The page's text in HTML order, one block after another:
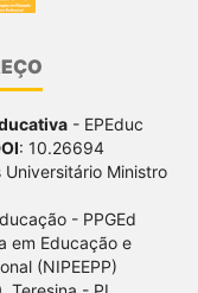
- EPEduc
: 10.26694
Universitário Ministro
- PPGEd
em Educação e
(NIPEEPP)